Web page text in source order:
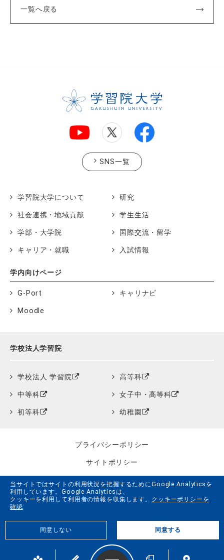
一覧へ戻る
当サイトではサイトの利用状況を把握するためにGoogle Analyticsを
利用しています。Google Analyticsは、
クッキーを利用して利用者の情報を収集します。 クッキーポリシーを
確認
同意しない 同意する
SNS一覧
学習院大学について 研究
社会連携・地域貢献 学生生活
学部・大学院 国際交流・留学
キャリア・就職 入試情報
学内向けページ
G-Port キャリナビ
Moodle
学校法人学習院
学校法人 学習院 高等科
中等科 女子中・高等科
初等科 幼稚園
プライバシーポリシー
サイトポリシー
クッキーポリシー
サイトマップ